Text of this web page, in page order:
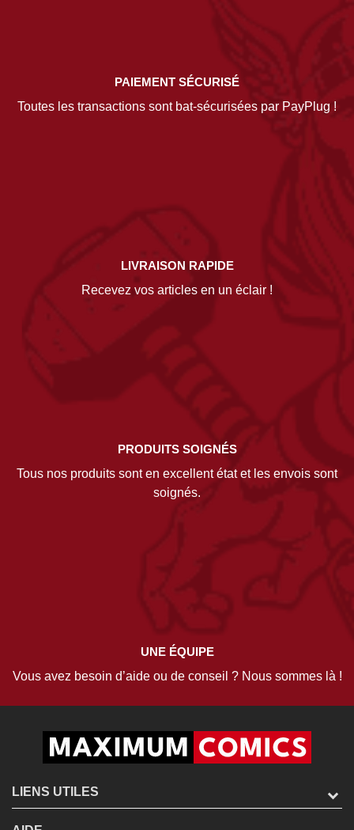
PAIEMENT SÉCURISÉ
Toutes les transactions sont bat-sécurisées par PayPlug !
LIVRAISON RAPIDE
Recevez vos articles en un éclair !
PRODUITS SOIGNÉS
Tous nos produits sont en excellent état et les envois sont
soignés.
UNE ÉQUIPE
Vous avez besoin d’aide ou de conseil ? Nous sommes là !
LIENS UTILES